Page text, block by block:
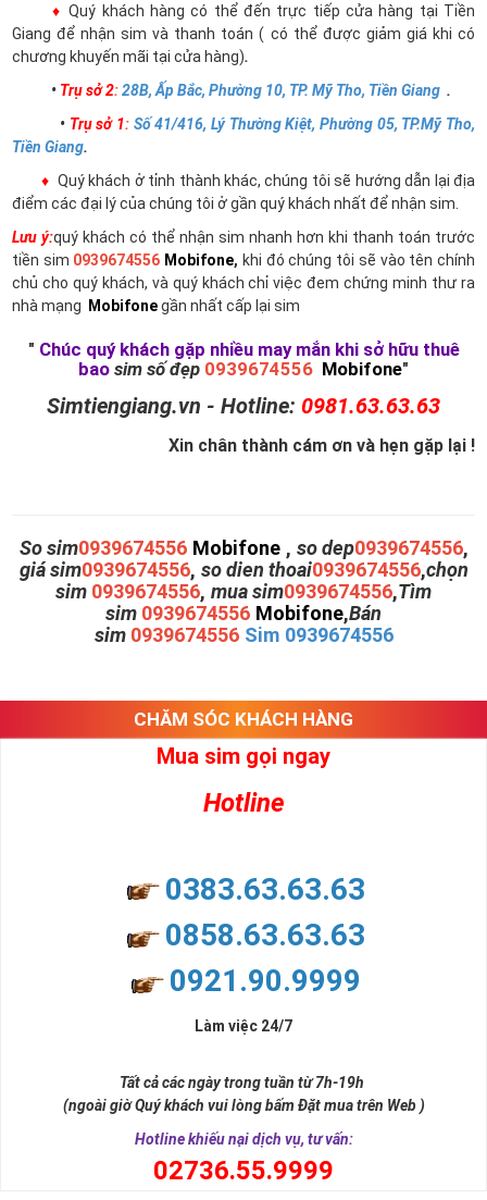
♦ Quý khách hàng có thể đến trực tiếp cửa hàng tại Tiền
Giang để nhận sim và thanh toán ( có thể được giảm giá khi có
chương khuyến mãi tại cửa hàng).
• Trụ sở 2:28B, Ấp Bắc, Phường 10, TP. Mỹ Tho, Tiền Giang .
• Trụ sở 1: Số 41/416, Lý Thường Kiệt, Phường 05, TP.Mỹ Tho,
Tiền Giang.
♦ Quý khách ở tỉnh thành khác, chúng tôi sẽ hướng dẫn lại địa
điểm các đại lý của chúng tôi ở gần quý khách nhất để nhận sim.
Lưu ý:quý khách có thể nhận sim nhanh hơn khi thanh toán trước
tiền sim 0939674556 Mobifone, khi đó chúng tôi sẽ vào tên chính
chủ cho quý khách, và quý khách chỉ việc đem chứng minh thư ra
nhà mạng
Mobifonegần nhất cấp lại sim
" Chúc quý khách gặp nhiều may mắn khi sở hữu thuê
bao sim số đẹp 0939674556 Mobifone"
Simtiengiang.vn - Hotline: 0981.63.63.63
Xin chân thành cám ơn và hẹn gặp lại !
So sim0939674556 Mobifone , so dep0939674556,
giá sim0939674556, so dien thoai0939674556,chọn
sim 0939674556, mua sim0939674556,Tìm
sim 0939674556 Mobifone,Bán
sim 0939674556 Sim 0939674556
CHĂM SÓC KHÁCH HÀNG
Mua sim gọi ngay
Hotline
0383.63.63.63
0858.63.63.63
0921.90.9999
Làm việc 24/7
Tất cả các ngày trong tuần từ 7h-19h
(ngoài giờ Quý khách vui lòng bấm Đặt mua trên Web )
Hotline khiếu nại dịch vụ, tư vấn:
02736.55.9999